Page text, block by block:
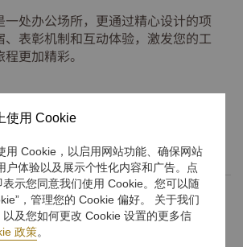
一处办公场所，更通过精心设计的项
、表彰机制和互动体验，激发您的工
更加精彩。
声明
使用 Cookie
用 Cookie，以启用网站功能、确保网站
户体验以及展示个性化内容和广告。点
表示您同意我们使用 Cookie。您可以随
，管理您的 Cookie 偏好。 关于我们
及您如何更改 Cookie 设置的更多信
政策。